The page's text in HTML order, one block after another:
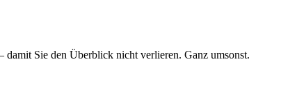
Sie den Überblick nicht verlieren. Ganz umsonst.